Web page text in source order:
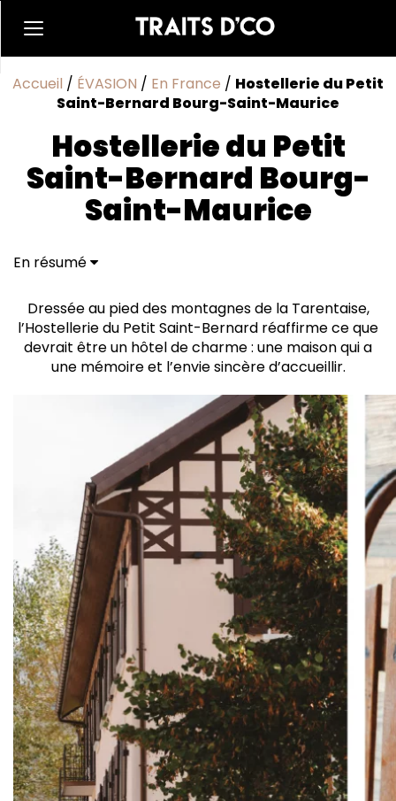
Accueil / ÉVASION / En France / Hostellerie du Petit
Saint-Bernard Bourg-Saint-Maurice
Hostellerie du Petit
Saint-Bernard Bourg-
Saint-Maurice
En résumé
Dressée au pied des montagnes de la Tarentaise,
l’Hostellerie du Petit Saint-Bernard réaffirme ce que
devrait être un hôtel de charme : une maison qui a
une mémoire et l’envie sincère d’accueillir.